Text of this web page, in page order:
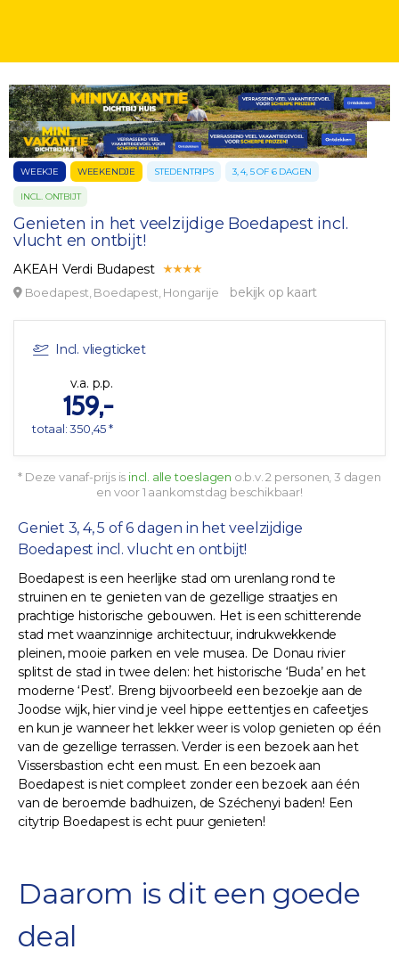
WEEKJE WEEKENDJE STEDENTRIPS 3, 4, 5 OF 6 DAGEN
INCL. ONTBIJT
Genieten in het veelzijdige Boedapest incl.
vlucht en ontbijt!
AKEAH Verdi Budapest
Boedapest, Boedapest, Hongarije bekijk op kaart
Incl. vliegticket
v.a. p.p.
159,-
totaal: 350,45 *
* Deze vanaf-prijs is incl. alle toeslagen o.b.v. 2 personen, 3 dagen
en voor 1 aankomstdag beschikbaar!
Geniet 3, 4, 5 of 6 dagen in het veelzijdige
Boedapest incl. vlucht en ontbijt!
Boedapest is een heerlijke stad om urenlang rond te
struinen en te genieten van de gezellige straatjes en
prachtige historische gebouwen. Het is een schitterende
stad met waanzinnige architectuur, indrukwekkende
pleinen, mooie parken en vele musea. De Donau rivier
splitst de stad in twee delen: het historische ‘Buda’ en het
moderne ‘Pest’. Breng bijvoorbeeld een bezoekje aan de
Joodse wijk, hier vind je veel hippe eettentjes en cafeetjes
en kun je wanneer het lekker weer is volop genieten op één
van de gezellige terrassen. Verder is een bezoek aan het
Vissersbastion echt een must. En een bezoek aan
Boedapest is niet compleet zonder een bezoek aan één
van de beroemde badhuizen, de Széchenyi baden! Een
citytrip Boedapest is echt puur genieten!
Daarom is dit een goede
deal